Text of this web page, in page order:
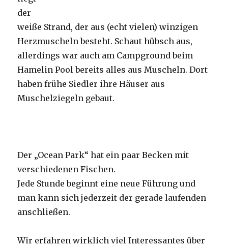
der
weiße Strand, der aus (echt vielen) winzigen
Herzmuscheln besteht. Schaut hübsch aus,
allerdings war auch am Campground beim
Hamelin Pool bereits alles aus Muscheln. Dort
haben frühe Siedler ihre Häuser aus
Muschelziegeln gebaut.
Der „Ocean Park“ hat ein paar Becken mit
verschiedenen Fischen.
Jede Stunde beginnt eine neue Führung und
man kann sich jederzeit der gerade laufenden
anschließen.
Wir erfahren wirklich viel Interessantes über